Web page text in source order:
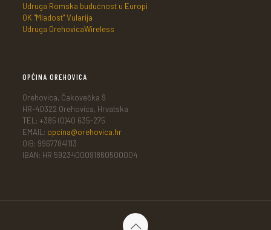
Udruga Romska budućnost u Europi
OK "Mladost" Vularija
Udruga OrehovicaWireless
OPĆINA OREHOVICA
Orehovica, Čakovečka 9
HR-40322 Orehovica, Hrvatska
TEL: +385 (0)40 635-275
EMAIL: opcina@orehovica.hr
OIB: 99677841113
IBAN: HR 5923400091860500004